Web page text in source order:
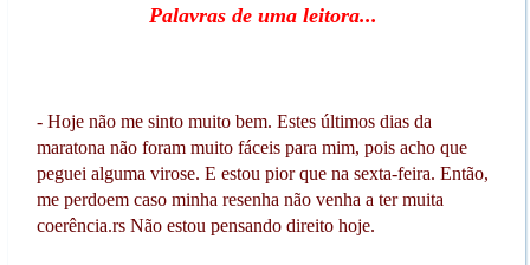
Palavras de uma leitora...
- Hoje não me sinto muito bem. Estes últimos dias da
maratona não foram muito fáceis para mim, pois acho que
peguei alguma virose. E estou pior que na sexta-feira. Então,
me perdoem caso minha resenha não venha a ter muita
coerência.rs Não estou pensando direito hoje.